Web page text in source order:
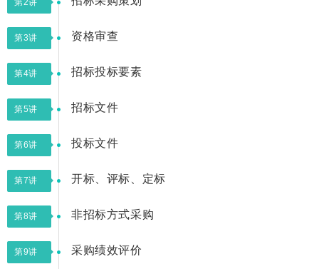
第2讲
第3讲 资格审查
第4讲 招标投标要素
第5讲 招标文件
第6讲 投标文件
第7讲 开标、评标、定标
第8讲 非招标方式采购
第9讲 采购绩效评价